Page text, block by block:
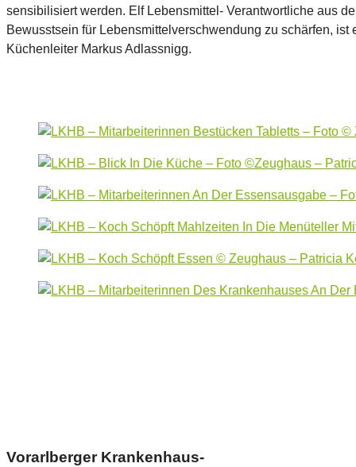
sensibilisiert werden. Elf Lebensmittel- Verantwortliche aus
Bewusstsein für Lebensmittelverschwendung zu schärfen,
Küchenleiter Markus Adlassnigg.
Vorarlberger Krankenhaus-